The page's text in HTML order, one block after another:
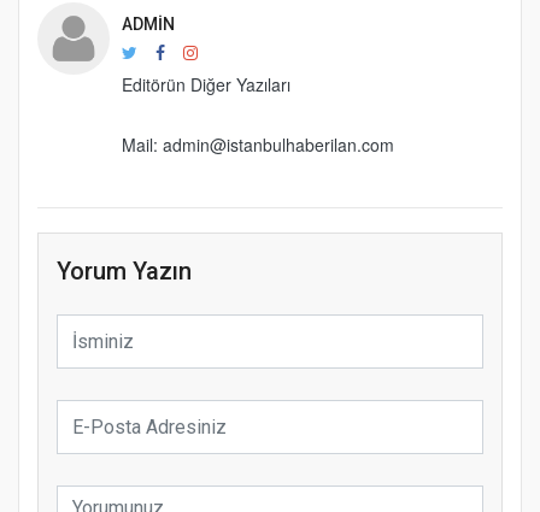
ADMIN
Editörün Diğer Yazıları
Mail: admin@istanbulhaberilan.com
Yorum Yazın